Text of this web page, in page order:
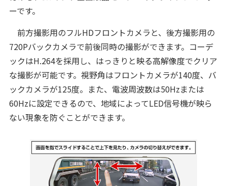
ーです。
前方撮影用のフルHDフロントカメラと、後方撮影用の
720Pバックカメラで前後同時の撮影ができます。コーデ
ックはH.264を採用し、はっきりと映る高解像度でクリア
な撮影が可能です。視野角はフロントカメラが140度、バ
ックカメラが125度。また、電波周波数は50Hzまたは
60Hzに設定できるので、地域によってLED信号機が映ら
ない現象を防ぐことができます。